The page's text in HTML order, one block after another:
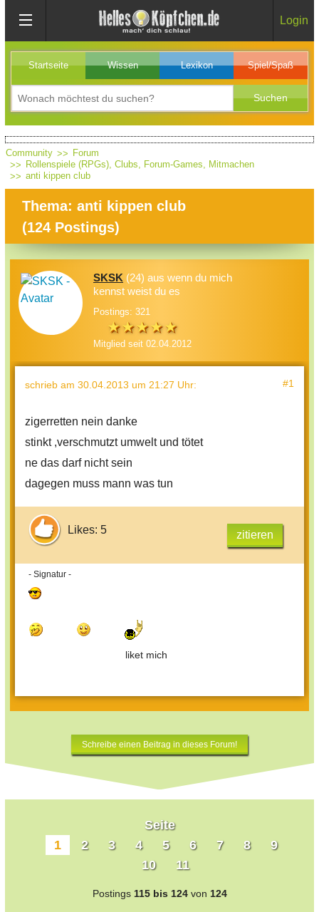
Login
Startseite Wissen Lexikon Spiel/Spaß
Community
Forum
Rollenspiele (RPGs), Clubs, Forum-Games, Mitmachen
anti kippen club
Thema: anti kippen club
(124 Postings)
SKSK (24) aus wenn du mich
kennst weist du es
Postings: 321
Mitglied seit 02.04.2012
schrieb am 30.04.2013 um 21:27 Uhr: #1
zigerretten nein danke
stinkt ,verschmutzt umwelt und tötet
ne das darf nicht sein
dagegen muss mann was tun
Likes: 5 zitieren
- Signatur -
liket mich
Schreibe einen Beitrag in dieses Forum!
Seite
1
2 3 4 5 6 7 8
9
10
11
Postings 115 bis 124von 124